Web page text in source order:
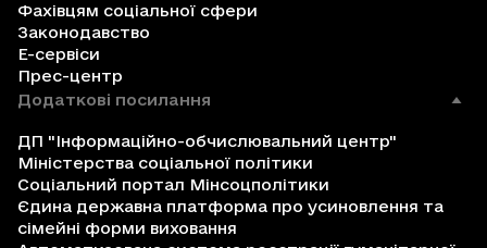
Фахівцям соціальної сфери
Законодавство
Е-сервіси
Прес-центр
Додаткові посилання
ДП "Інформаційно-обчислювальний центр"
Міністерства соціальної політики
Соціальний портал Мінсоцполітики
Єдина державна платформа про усиновлення та
сімейні форми виховання